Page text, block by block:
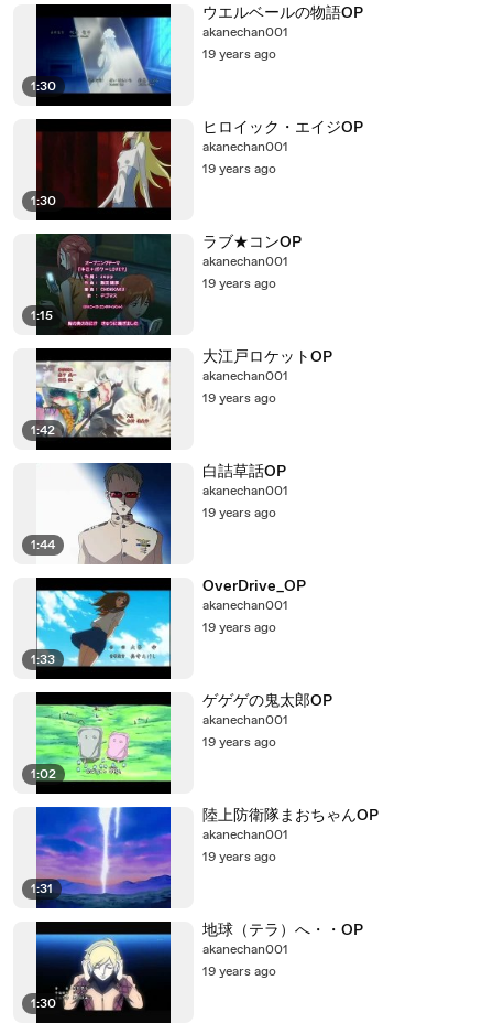
1:30
ウエルベールの物語OP
akanechan001
19 years ago
1:30
ヒロイック・エイジOP
akanechan001
19 years ago
1:15
ラブ★コンOP
akanechan001
19 years ago
1:42
大江戸ロケットOP
akanechan001
19 years ago
1:44
白詰草話OP
akanechan001
19 years ago
1:33
OverDrive_OP
akanechan001
19 years ago
1:02
ゲゲゲの鬼太郎OP
akanechan001
19 years ago
1:31
陸上防衛隊まおちゃんOP
akanechan001
19 years ago
1:30
地球（テラ）へ・・OP
akanechan001
19 years ago